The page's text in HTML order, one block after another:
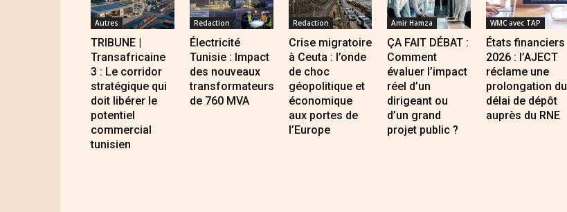
Autres
TRIBUNE |
Transafricaine
3 : Le corridor
stratégique qui
doit libérer le
potentiel
commercial
tunisien
Redaction
Électricité
Tunisie : Impact
des nouveaux
transformateurs
de 760 MVA
Redaction
Crise migratoire
à Ceuta : l’onde
de choc
géopolitique et
économique
aux portes de
l’Europe
Amir Hamza
ÇA FAIT DÉBAT :
Comment
évaluer l’impact
réel d’un
dirigeant ou
d’un grand
projet public ?
WMC avec TAP
États financiers
2026 : l’AJECT
réclame une
prolongation du
délai de dépôt
auprès du RNE